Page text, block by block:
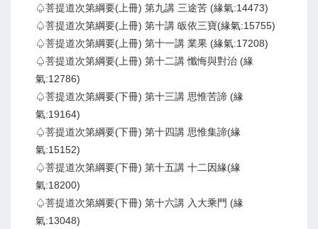
♤菩提道次第綱要(上冊) 第九講 三途苦 (緣氣:14473)
♤菩提道次第綱要(上冊) 第十講 皈依三寶(緣氣:15755)
♤菩提道次第綱要(上冊) 第十一講 業果 (緣氣:17208)
♤菩提道次第綱要(上冊) 第十二講 懺悔與對治 (緣
氣:12786)
♤菩提道次第綱要(下冊) 第十三講 思惟苦諦 (緣
氣:19164)
♤菩提道次第綱要(下冊) 第十四講 思惟集諦(緣
氣:15152)
♤菩提道次第綱要(下冊) 第十五講 十二因緣(緣
氣:18200)
♤菩提道次第綱要(下冊) 第十六講 入大乘門 (緣
氣:13048)